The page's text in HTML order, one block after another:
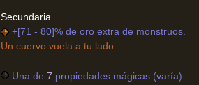
Secundaria
+[71 - 80]% de oro extra de monstruos.
Un cuervo vuela a tu lado.
Una de 7 propiedades mágicas (varía)